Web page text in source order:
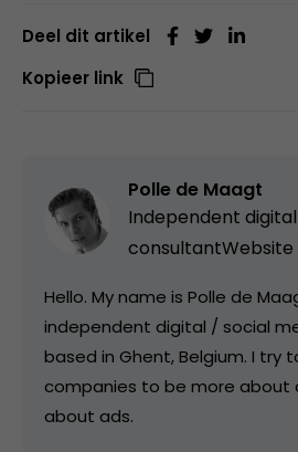
Deel dit artikel
Kopieer link
Polle de Maagt
Independent
consultantWebsite
Hello. My name is Polle de
independent digital / social
based in Ghent, Belgium. I try
companies to be more about
about ads.